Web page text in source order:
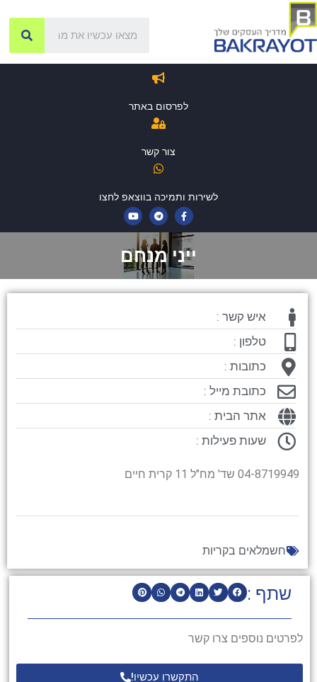
לפרסום באתר
צור קשר
לשירות ותמיכה בווצאפ לחצו
ייני מנחם
שתף :
לפרטים נוספים צרו קשר
התקשרו עכשיו!
איש קשר :
טלפון :
כתובות :
כתובת מייל :
אתר הבית :
שעות פעילות :
04-8719949 שד' מח"ל 11 קרית חיים
חשמלאים בקריות